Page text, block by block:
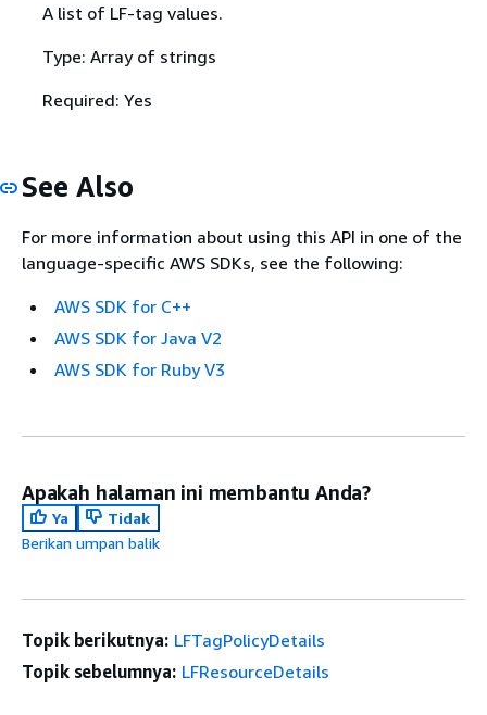
A list of LF-tag values.
Type: Array of strings
Required: Yes
See Also
For more information about using this API in one of the
language-specific AWS SDKs, see the following:
AWS SDK for C++
AWS SDK for Java V2
AWS SDK for Ruby V3
Apakah halaman ini membantu Anda?
Ya
Tidak
Berikan umpan balik
Topik berikutnya: LFTagPolicyDetails
Topik sebelumnya: LFResourceDetails